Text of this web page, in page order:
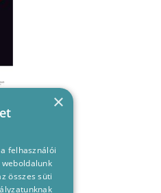
×
felhasználói
összes süti